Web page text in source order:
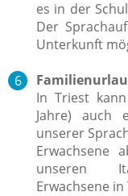
es in der
Der
Unterkunft
In Triest
Jahre) auch
unserer
Erwachsene
unseren
Erwachsene